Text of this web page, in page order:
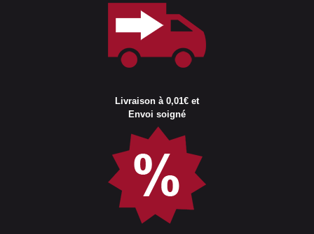
Livraison à 0,01€ et
Envoi soigné